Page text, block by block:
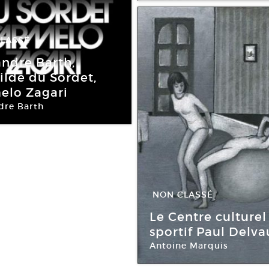
-24 Juil 2010
Barth,
du Sordet,
Zagari
Barth
NON CLASSÉ
09 Jan - 13 Fév
Le Centre
sportif Paul
Antoine Marquis